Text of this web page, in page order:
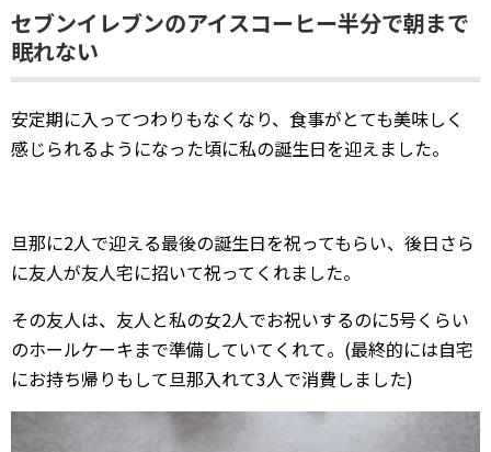
セブンイレブンのアイスコーヒー半分で朝まで
眠れない
安定期に入ってつわりもなくなり、食事がとても美味しく
感じられるようになった頃に私の誕生日を迎えました。
旦那に2人で迎える最後の誕生日を祝ってもらい、後日さら
に友人が友人宅に招いて祝ってくれました。
その友人は、友人と私の女2人でお祝いするのに5号くらい
のホールケーキまで準備していてくれて。(最終的には自宅
にお持ち帰りもして旦那入れて3人で消費しました)